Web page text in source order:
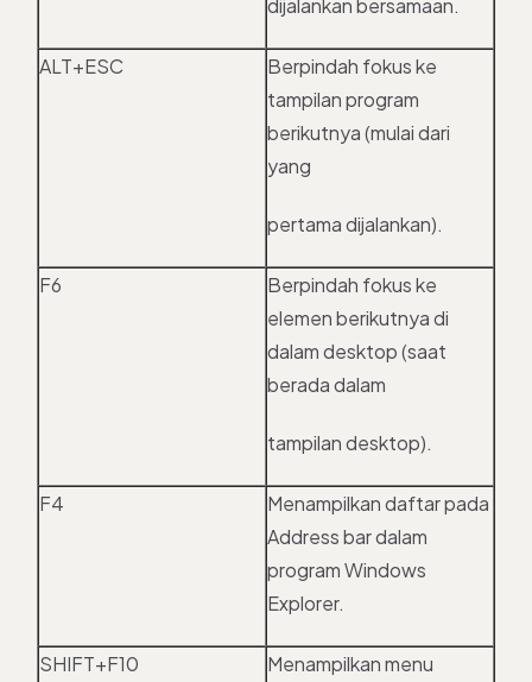
dijalankan bersamaan.
ALT+ESC
Berpindah fokus ke
tampilan program
berikutnya (mulai dari
yang
pertama dijalankan).
F6
Berpindah fokus ke
elemen berikutnya di
dalam desktop (saat
berada dalam
tampilan desktop).
F4
Menampilkan daftar pada
Address bar dalam
program Windows
Explorer.
SHIFT+F10
Menampilkan menu